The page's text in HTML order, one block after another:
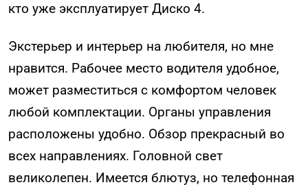
кто уже эксплуатирует Диско 4.
Экстерьер и интерьер на любителя, но мне
нравится. Рабочее место водителя удобное,
может разместиться с комфортом человек
любой комплектации. Органы управления
расположены удобно. Обзор прекрасный во
всех направлениях. Головной свет
великолепен. Имеется блютуз, но телефонная